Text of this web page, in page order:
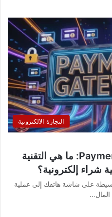
التجارة الالكترونية
بوابة الدفع Payment Gateway: ما هي التقنية
شراء إلكترونية؟
على شاشة هاتفك إلى عملية
المال…